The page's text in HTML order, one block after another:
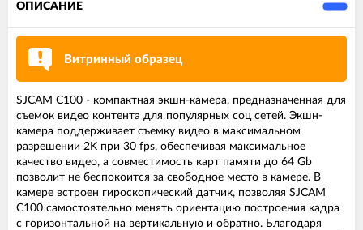
ОПИСАНИЕ
Витринный образец
SJCAM C100 - компактная экшн-камера, предназначенная для
съемок видео контента для популярных соц сетей. Экшн-
камера поддерживает съемку видео в максимальном
разрешении 2K при 30 fps, обеспечивая максимальное
качество видео, а совместимость карт памяти до 64 Gb
позволит не беспокоится за свободное место в камере. В
камере встроен гироскопический датчик, позволяя SJCAM
C100 самостоятельно менять ориентацию построения кадра
с горизонтальной на вертикальную и обратно. Благодаря